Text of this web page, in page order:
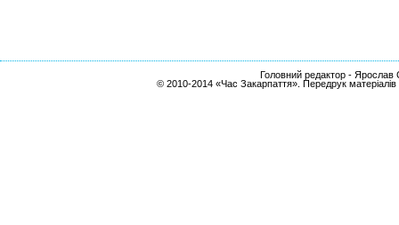
Головний редактор - Ярослав
© 2010-2014 «Час Закарпаття». Передрук